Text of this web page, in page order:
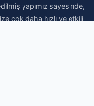
yapımız sayesinde,
çok daha hızlı ve etkili